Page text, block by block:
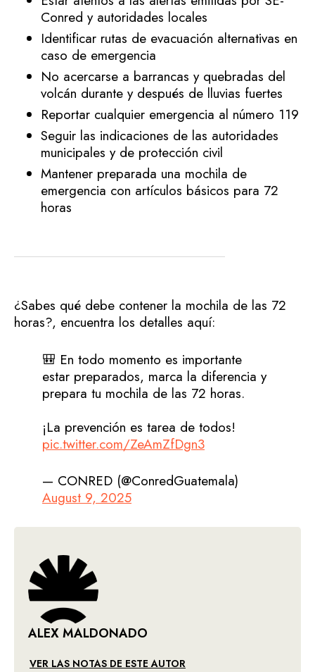
Conred y autoridades locales
Identificar rutas de evacuación alternativas en
caso de emergencia
No acercarse a barrancas y quebradas del
volcán durante y después de lluvias fuertes
Reportar cualquier emergencia al número 119
Seguir las indicaciones de las autoridades
municipales y de protección civil
Mantener preparada una mochila de
emergencia con artículos básicos para 72
horas
¿Sabes qué debe contener la mochila de las 72
horas?, encuentra los detalles aquí:
🎒 En todo momento es importante
estar preparados, marca la diferencia y
prepara tu mochila de las 72 horas.
¡La prevención es tarea de todos!
pic.twitter.com/ZeAmZfDgn3
— CONRED (@ConredGuatemala)
August 9, 2025
ALEX MALDONADO
VER LAS NOTAS DE ESTE AUTOR